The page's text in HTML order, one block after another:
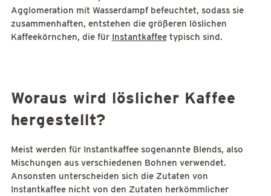
Agglomeration mit Wasserdampf befeuchtet, sodass sie
zusammenhaften, entstehen die größeren löslichen
Kaffeekörnchen, die für Instantkaffeetypisch sind.
Woraus wird löslicher Kaffee
hergestellt?
Meist werden für Instantkaffee sogenannte Blends, also
Mischungen aus verschiedenen Bohnen verwendet.
Ansonsten unterscheiden sich die Zutaten von
Instantkaffee nicht von den Zutaten herkömmlicher